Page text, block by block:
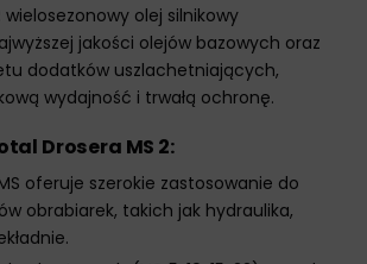
wielosezonowy olej silnikowy
jakości olejów bazowych oraz
dodatków uszlachetniających,
wydajność i trwałą ochronę.
Drosera MS 2:
oferuje szerokie zastosowanie do
obrabiarek, takich jak hydraulika,